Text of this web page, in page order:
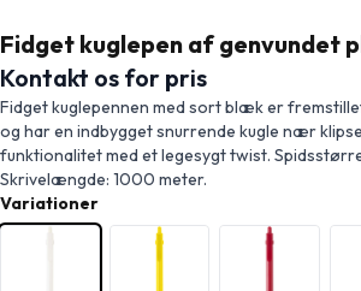
Fidget kuglepen af genvundet
Kontakt os for pris
Fidget kuglepennen med sort blæk er
og har en indbygget snurrende kugle nær
funktionalitet med et legesygt twist.
Skrivelængde: 1000 meter.
Variationer